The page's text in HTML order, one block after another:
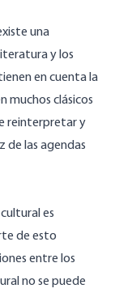
una
y los
en cuenta la
muchos clásicos
reinterpretar y
de las agendas
es
de esto
entre los
no se puede